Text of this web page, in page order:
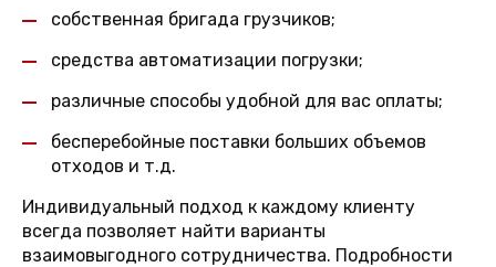
собственная бригада грузчиков;
средства автоматизации погрузки;
различные способы удобной для вас оплаты;
бесперебойные поставки больших объемов
отходов и т.д.
Индивидуальный подход к каждому клиенту
всегда позволяет найти варианты
взаимовыгодного сотрудничества. Подробности